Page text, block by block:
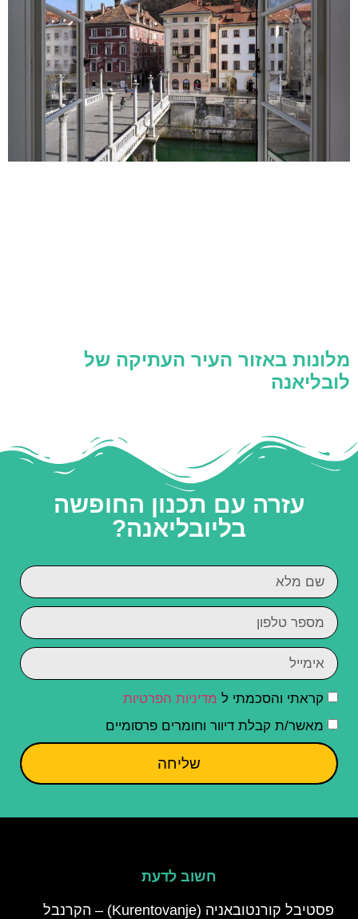
מלונות באזור העיר העתיקה של
לובליאנה
עזרה עם תכנון החופשה
בליובליאנה?
קראתי והסכמתי ל מדיניות הפרטיות
מאשר/ת קבלת דיוור וחומרים פרסומיים
שליחה
חשוב לדעת
פסטיבל קורנטובאניה (Kurentovanje) – הקרנבל